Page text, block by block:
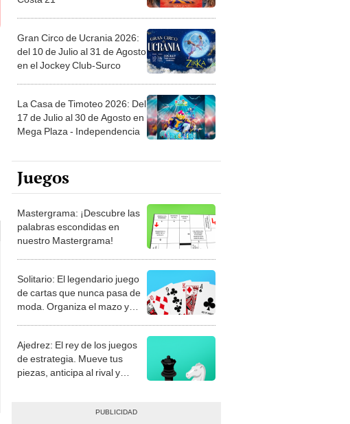
Gran Circo de Ucrania 2026:
del 10 de Julio al 31 de Agosto
en el Jockey Club-Surco
La Casa de Timoteo 2026: Del
17 de Julio al 30 de Agosto en
Mega Plaza - Independencia
Juegos
Mastergrama: ¡Descubre las
palabras escondidas en
nuestro Mastergrama!
Solitario: El legendario juego
de cartas que nunca pasa de
moda. Organiza el mazo y
Ajedrez: El rey de los juegos
de estrategia. Mueve tus
piezas, anticipa al rival y